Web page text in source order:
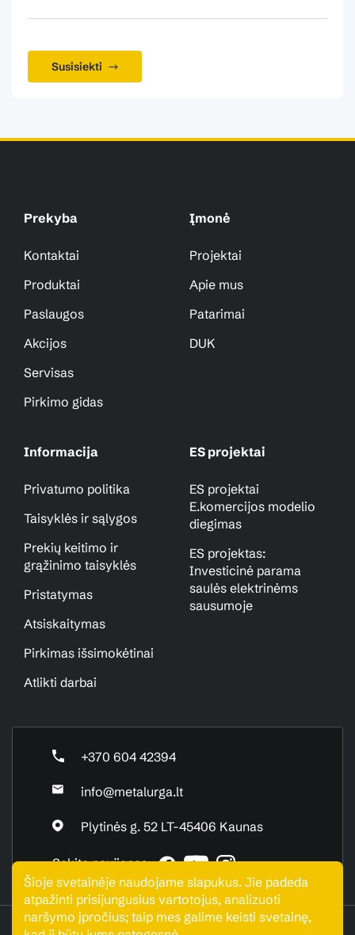
Susisiekti
+370 604 42394
info@metalurga.lt
Plytinės g. 52 LT-45406 Kaunas
Sekite naujienas:
Šioje svetainėje naudojame slapukus. Jie padeda
atpažinti prisijungusius vartotojus, analizuoti
naršymo įpročius; taip mes galime keisti svetainę,
Prekyba
Kontaktai
Produktai
Paslaugos
Akcijos
Servisas
Pirkimo gidas
Įmonė
Projektai
Apie mus
Patarimai
DUK
Informacija
Privatumo politika
Taisyklės ir sąlygos
Prekių keitimo ir
grąžinimo taisyklės
Pristatymas
Atsiskaitymas
Pirkimas išsimokėtinai
Atlikti darbai
ES projektai
ES projektai
E.komercijos modelio
diegimas
ES projektas:
Investicinė parama
saulės elektrinėms
sausumoje
UAB "Metalurga". Visos teisės saugomos © 2026